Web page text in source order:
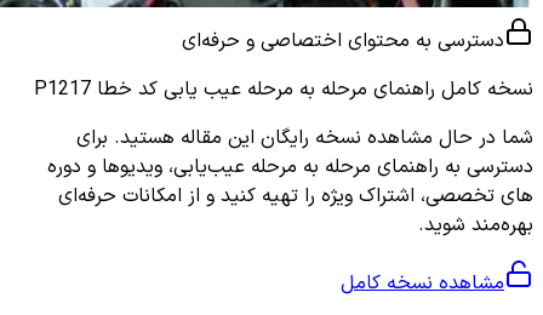
دسترسی به محتوای اختصاصی و حرفه‌ای
نسخه کامل راهنمای مرحله به مرحله عیب یابی کد خطا P1217
شما در حال مشاهده نسخه رایگان این مقاله هستید. برای
دسترسی به راهنمای مرحله به مرحله عیب‌یابی، ویدیوها و دوره
های تخصصی، اشتراک ویژه را تهیه کنید و از امکانات حرفه‌ای
بهره‌مند شوید.
مشاهده نسخه کامل